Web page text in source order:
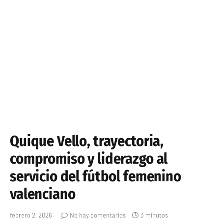
Quique Vello, trayectoria,
compromiso y liderazgo al
servicio del fútbol femenino
valenciano
febrero 2, 2026 No hay comentarios 3 minutos